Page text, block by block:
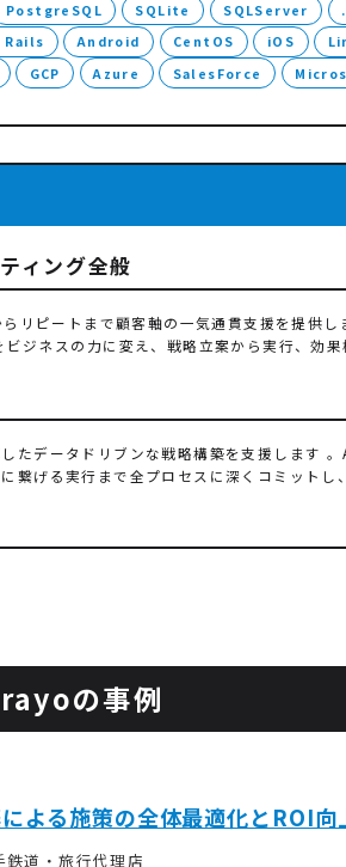
PostgreSQL SQLite SQLServer
Rails Android CentOS iOS
GCP Azure SalesForce
ィング全般
リピートまで顧客軸の一気通貫支援を提供
ジネスの力に変え、戦略立案から実行、効
たデータドリブンな戦略構築を支援します
繋げる実行まで全プロセスに深くコミット
の事例
よる施策の全体最適化とROI向
鉄道・旅行代理店